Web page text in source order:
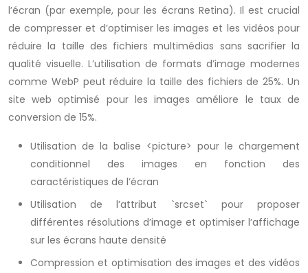
l’écran (par exemple, pour les écrans Retina). Il est crucial
de compresser et d’optimiser les images et les vidéos pour
réduire la taille des fichiers multimédias sans sacrifier la
qualité visuelle. L’utilisation de formats d’image modernes
comme WebP peut réduire la taille des fichiers de 25%. Un
site web optimisé pour les images améliore le taux de
conversion de 15%.
Utilisation de la balise <picture> pour le chargement
conditionnel des images en fonction des
caractéristiques de l’écran
Utilisation de l’attribut `srcset` pour proposer
différentes résolutions d’image et optimiser l’affichage
sur les écrans haute densité
Compression et optimisation des images et des vidéos